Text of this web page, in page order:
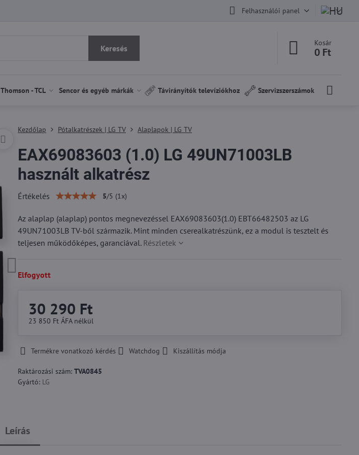
Felhasználói panel
Keresés
Kosár
0 Ft
Thomson - TCL Sencor és egyéb márkák Távirányítók televíziókhoz Szervizszerszámok
Kezdőlap Pótalkatrészek | LG TV Alaplapok | LG TV
EAX69083603 (1.0) LG 49UN71003LB
használt alkatrész
Értékelés 5/5 (1x)
Az alaplap (alaplap) pontos megnevezéssel EAX69083603(1.0) EBT66482503 az LG
49UN71003LB TV-ből származik. Mint minden cserealkatrészünk, ez a modul is tesztelt és
teljesen működőképes, garanciával. Részletek
Elfogyott
30 290 Ft
23 850 Ft ÁFA nélkül
Termékre vonatkozó kérdés Watchdog Kiszállítás módja
Raktározási szám: TVA0845
Gyártó: LG
Leírás